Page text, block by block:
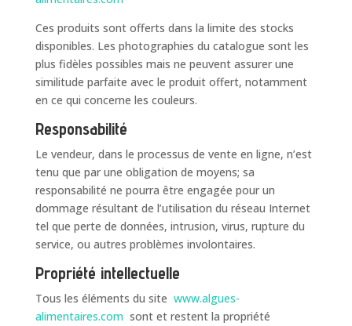
Ces produits sont offerts dans la limite des stocks
disponibles. Les photographies du catalogue sont les
plus fidèles possibles mais ne peuvent assurer une
similitude parfaite avec le produit offert, notamment
en ce qui concerne les couleurs.
Responsabilité
Le vendeur, dans le processus de vente en ligne, n’est
tenu que par une obligation de moyens; sa
responsabilité ne pourra être engagée pour un
dommage résultant de l’utilisation du réseau Internet
tel que perte de données, intrusion, virus, rupture du
service, ou autres problèmes involontaires.
Propriété intellectuelle
Tous les éléments du site www.algues-
alimentaires.comsont et restent la propriété